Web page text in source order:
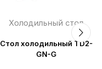
Холодильный стол
Стол холодильный TD2-
GN-G